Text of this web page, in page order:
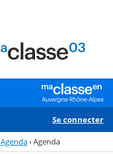
Se connecter
Agenda›Agenda